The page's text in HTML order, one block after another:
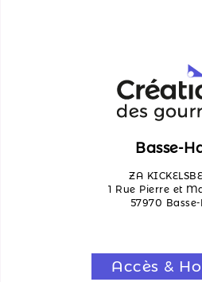
Basse-
ZA
1 Rue Pierre et
57970
Accès &